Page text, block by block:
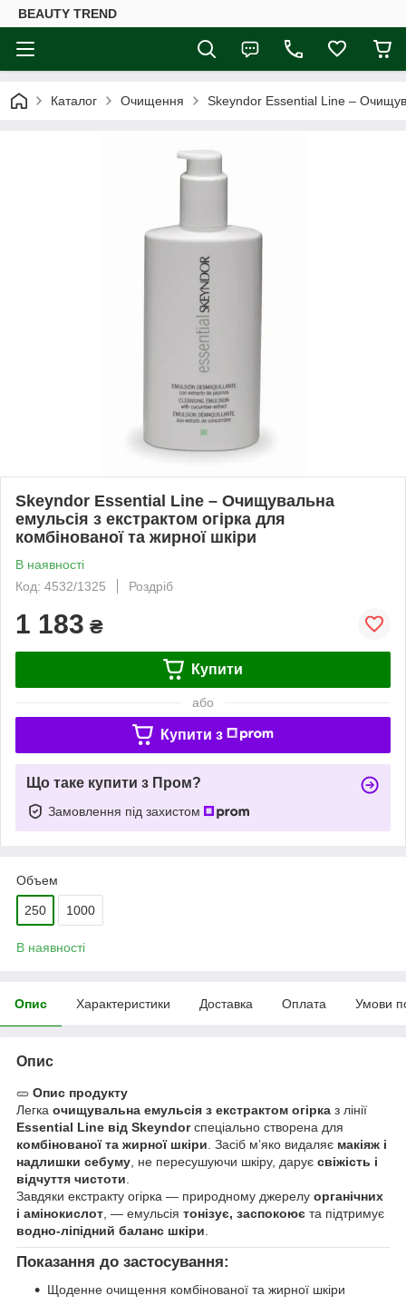
BEAUTY TREND
Каталог Очищення Skeyndor Essential Line –
Skeyndor Essential Line – Очищувальна
емульсія з екстрактом огірка для
комбінованої та жирної шкіри
В наявності
Код: 4532/1325
Роздріб
1 183 ₴
Купити
або
Купити з
Що таке купити з Пром?
Замовлення під захистом
Объем
250 1000
В наявності
Опис Характеристики Доставка Оплата Умови
Опис
🥒 Опис продукту
Легка очищувальна емульсія з екстрактом огірка з лінії
Essential Line від Skeyndorспеціально створена для
комбінованої та жирної шкіри . Засіб м’яко видаляє макіяж і
надлишки себуму , не пересушуючи шкіру, дарує свіжість і
відчуття чистоти
Завдяки екстракту огірка — природному джерелу органічних
і амінокислот , — емульсія тонізує, заспокоює та підтримує
водно-ліпідний баланс шкіри
Показання до застосування:
Щоденне очищення комбінованої та жирної шкіри